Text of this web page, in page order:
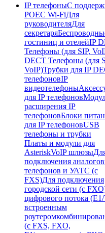
IP телефоныС
POEC Wi-FiДля
руководителяДля
секретаря
гостиниц и отелейIP
Телефоны (для SIP,
DECT Телефоны (для
VoIP)Трубки для IP
телефоновIP
видеотелефоны
для IP телефонов
расширения IP
телефоновБлоки
для IP телефоновUSB
телефоны и трубки
Платы и модули для
AsteriskVoIP шлюзы
подключения
телефонов и УАТС (с
FXS)Для подключения
городской сети (с
цифрового потока
встроенным
роутером
(c FXS, FXO,